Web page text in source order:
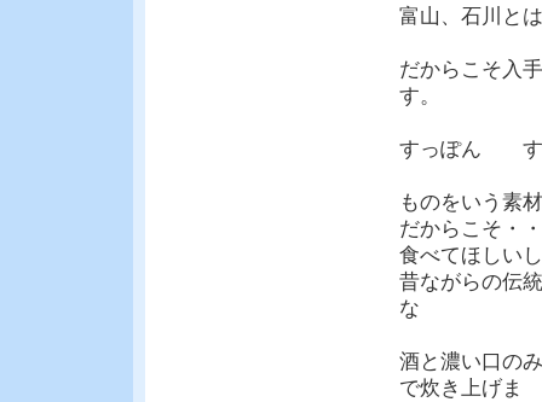
富山、石川と
だからこそ入
す。
すっぽん す
ものをいう素材
だからこそ・・
食べてほしいし
昔ながらの伝統
な
酒と濃い口のみ
で炊き上げま